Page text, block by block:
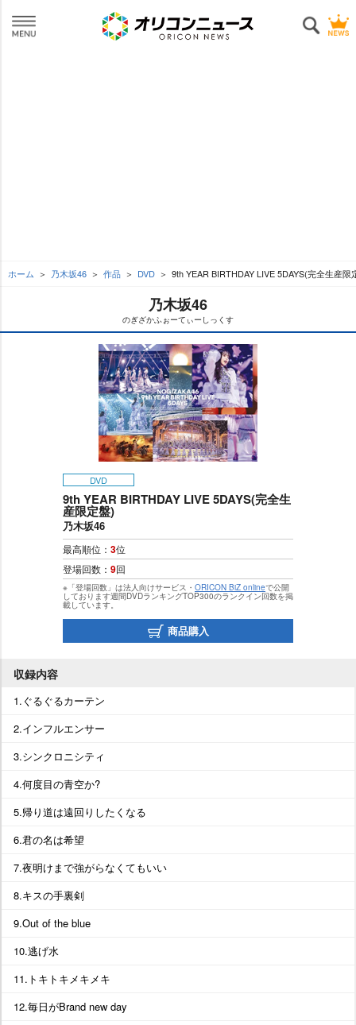
ホーム 乃木坂46 作品 DVD 9th YEAR BIRTHDAY LIVE 5DAYS(完全生産限
乃木坂46
のぎざかふぉーてぃーしっくす
DVD
9th YEAR BIRTHDAY LIVE 5DAYS(完全生
産限定盤)
乃木坂46
最高順位： 3位
登場回数： 9回
※「登場回数」は法人向けサービス・ ORICON BiZ onlineで公開
しております週間DVDランキングTOP300のランクイン回数を掲
載しています。
商品購入
収録内容
1.ぐるぐるカーテン
2.インフルエンサー
3.シンクロニシティ
4.何度目の青空か?
5.帰り道は遠回りしたくなる
6.君の名は希望
7.夜明けまで強がらなくてもいい
8.キスの手裏剣
9.Out of the blue
10.逃げ水
11.トキトキメキメキ
12.毎日がBrand new day